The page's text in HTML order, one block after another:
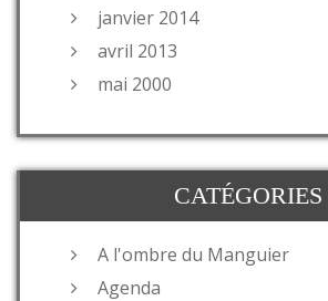
janvier 2014
avril 2013
mai 2000
CATÉGORIES
A l'ombre du Manguier
Agenda